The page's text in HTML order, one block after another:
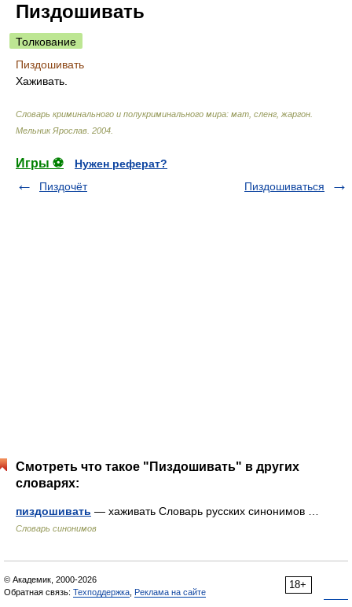
Пиздошивать
Толкование
Пиздошивать
Хаживать.
Словарь криминального и полукриминального мира: мат, сленг, жаргон
Мельник Ярослав 2004
Игры ⚽
Нужен реферат?
Пиздочёт
Пиздошиваться
Смотреть что такое "Пиздошивать" в других
словарях:
пиздошивать — хаживать Словарь русских синонимов …
Словарь синонимов
18+
© Академик, 2000-2026
Обратная связь: Техподдержка Реклама на сайте